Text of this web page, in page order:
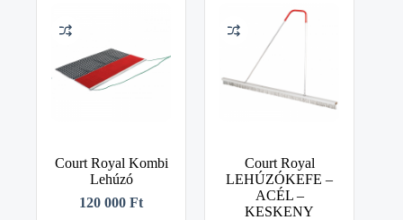
Court Royal Kombi
Lehúzó
120 000Ft
Court Royal
LEHÚZÓKEFE –
ACÉL –
KESKENY